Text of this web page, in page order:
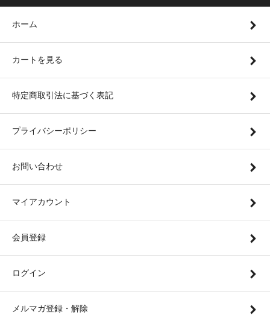
ホーム
カートを見る
特定商取引法に基づく表記
プライバシーポリシー
お問い合わせ
マイアカウント
会員登録
ログイン
メルマガ登録・解除